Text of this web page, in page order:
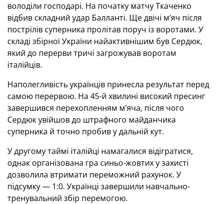
володіли господарі. На початку матчу Ткаченко
відбив складний удар Балланті. Ще двічі м’яч після
пострілів суперника пролітав поруч із воротами. У
складі збірної України найактивнішим був Сердюк,
який до перерви тричі загрожував воротам
італійців.
Наполегливість українців принесла результат перед
самою перервою. На 45-й хвилині високий пресинг
завершився перехопленням м’яча, після чого
Сердюк увійшов до штрафного майданчика
суперника й точно пробив у дальній кут.
У другому таймі італійці намагалися відігратися,
однак організована гра синьо-жовтих у захисті
дозволила втримати переможний рахунок. У
підсумку — 1:0. Українці завершили навчально-
тренувальний збір перемогою.